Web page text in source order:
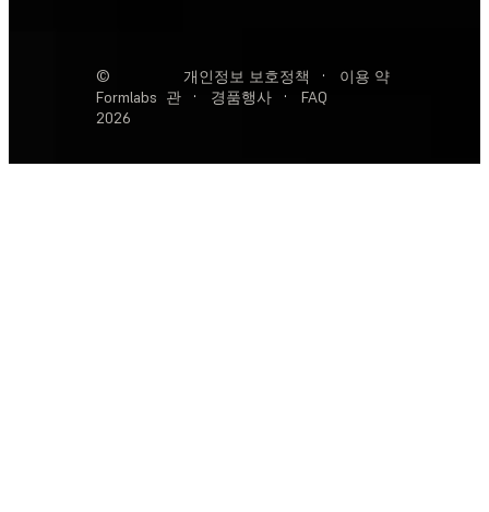
©
Formlabs
2026
개인정보 보호정책 ·
이용 약
관
· 경품행사 · FAQ